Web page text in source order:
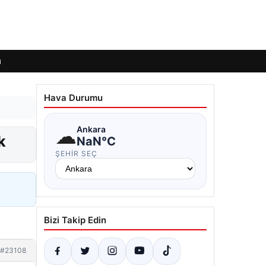
#23108
Hava Durumu
☁Ankara
NaN°C
ŞEHIR SEÇ
Bizi Takip Edin